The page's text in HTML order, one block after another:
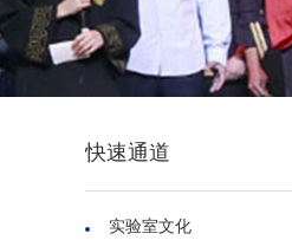
快速通道
实验室文化